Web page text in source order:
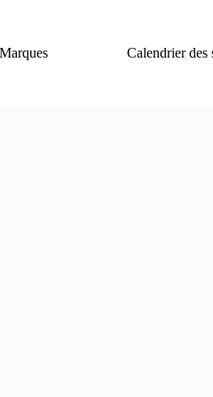
Marques Calendrier des